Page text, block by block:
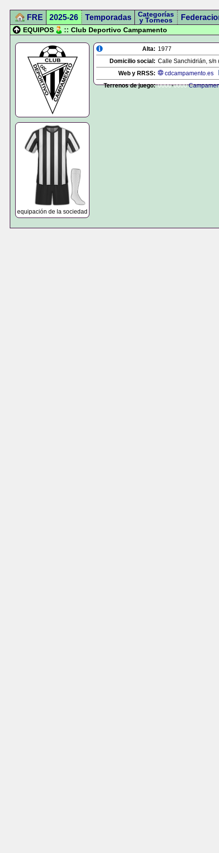
FRE 2025-26 Temporadas Categorías
y Torneos
EQUIPOS :: Club Deportivo Campamento
equipación de la sociedad
Alta: 1977
Domicilio social: Calle Sanchidrián, s/n
Web y RRSS:
cdcampamento.es
Terrenos de juego: 0000-0000